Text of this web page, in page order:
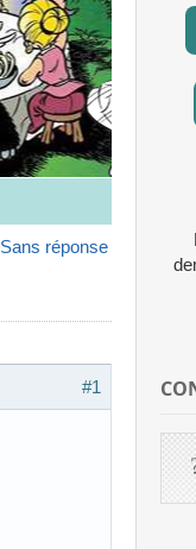
Sans réponse
#1